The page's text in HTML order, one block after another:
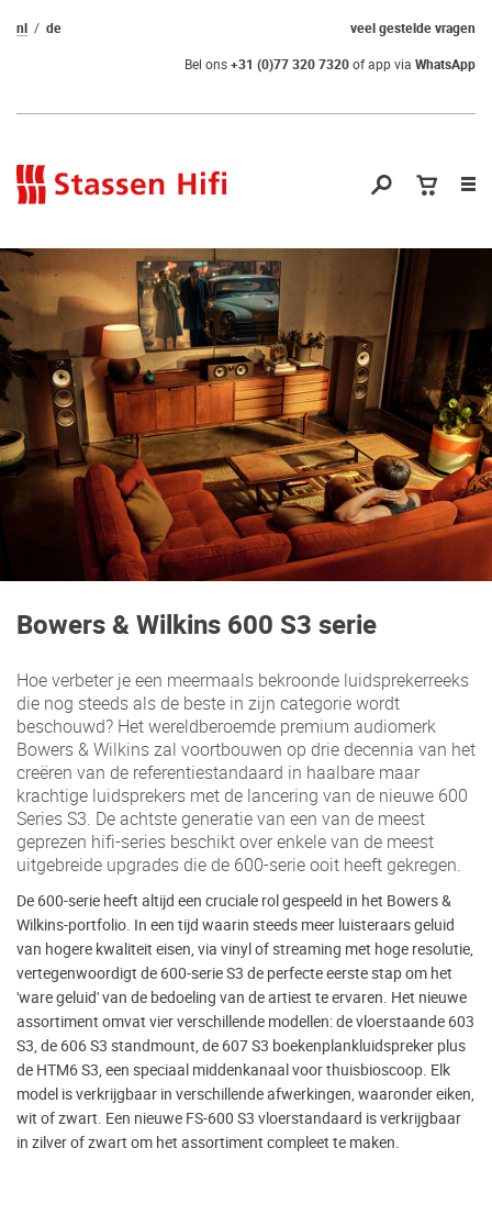
veel gestelde vragen
nl de
Bel ons+31 (0)77 320 7320of app via WhatsApp
Bowers & Wilkins 600 S3 serie
Hoe verbeter je een meermaals bekroonde luidsprekerreeks
die nog steeds als de beste in zijn categorie wordt
beschouwd? Het wereldberoemde premium audiomerk
Bowers & Wilkins zal voortbouwen op drie decennia van het
creëren van de referentiestandaard in haalbare maar
krachtige luidsprekers met de lancering van de nieuwe 600
Series S3. De achtste generatie van een van de meest
geprezen hifi-series beschikt over enkele van de meest
uitgebreide upgrades die de 600-serie ooit heeft gekregen.
De 600-serie heeft altijd een cruciale rol gespeeld in het Bowers &
Wilkins-portfolio. In een tijd waarin steeds meer luisteraars geluid
van hogere kwaliteit eisen, via vinyl of streaming met hoge resolutie,
vertegenwoordigt de 600-serie S3 de perfecte eerste stap om het
'ware geluid' van de bedoeling van de artiest te ervaren. Het nieuwe
assortiment omvat vier verschillende modellen: de vloerstaande 603
S3, de 606 S3 standmount, de 607 S3 boekenplankluidspreker plus
de HTM6 S3, een speciaal middenkanaal voor thuisbioscoop. Elk
model is verkrijgbaar in verschillende afwerkingen, waaronder eiken,
wit of zwart. Een nieuwe FS-600 S3 vloerstandaard is verkrijgbaar
in zilver of zwart om het assortiment compleet te maken.